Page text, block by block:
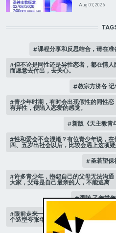
Aug 07, 2026
课程分享和反思结合，请在准
但不论是同性还是异性恋者，都在情
而愿意去付出，去关心。
教宗方济各
青少年时期，有时会出现假性的同性
有异性，便陷入恋爱的感觉。
新版《天主教青
性和爱会不会混淆？有位青少年说，
四、五岁出社会以后，比较会遇上这项疑
圣若望保
许多青少年，抱怨自己的父母无法沟
大家，父母是自己最亲的人，不能逃离
跟随 乙年常
眼前走来一位魔女，可爱的妖媚中带
个造型夸张华丽，非常特殊。